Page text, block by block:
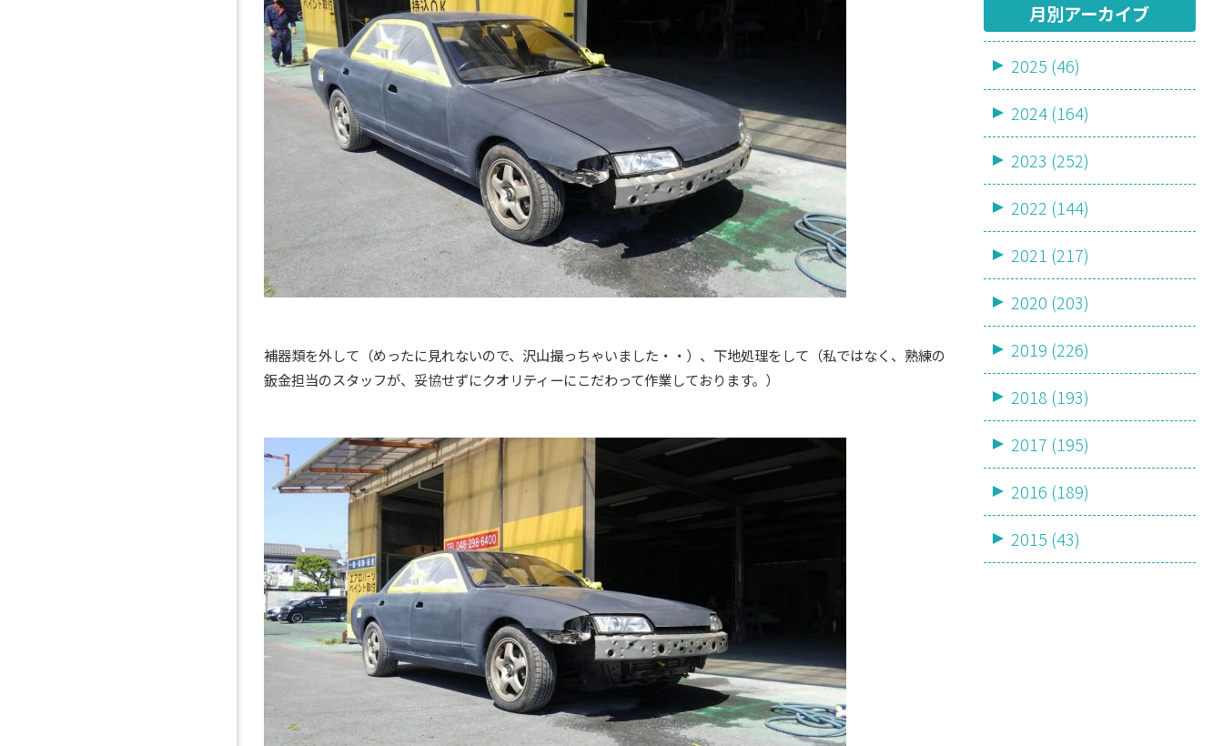
補器類を外して（めったに見れないので、沢山撮っちゃいました・・）、下地処理をして（私ではなく、熟練の
鈑金担当のスタッフが、妥協せずにクオリティーにこだわって作業しております。）
月別アーカイブ
2025 (46)
2024 (164)
2023 (252)
2022 (144)
2021 (217)
2020 (203)
2019 (226)
2018 (193)
2017 (195)
2016 (189)
2015 (43)